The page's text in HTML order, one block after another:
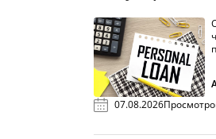
07.08.2026